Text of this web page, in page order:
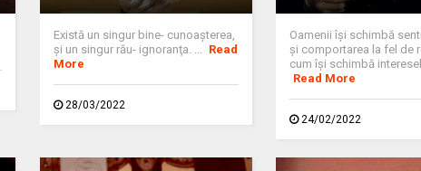
Există un singur bine- cunoaşterea,
şi un singur rău- ignoranţa. ... Read
More
28/03/2022
Oamenii își schimbă
și comportarea la fel de
cum își schimbă
Read More
24/02/2022